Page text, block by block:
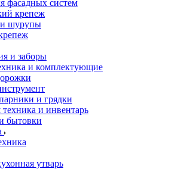
фасадных систем
крепеж
шурупы
и заборы
и комплектующие
и грядки
и инвентарь
бытовки
утварь